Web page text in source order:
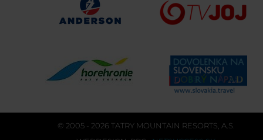
© 2005 - 2026 TATRY MOUNTAIN RESORTS, A.S.